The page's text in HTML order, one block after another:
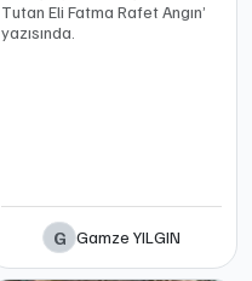
Tutan Eli Fatma Rafet Angın’
yazısında.
G Gamze YILGIN